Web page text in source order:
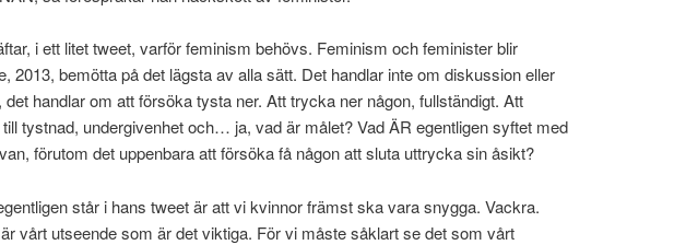
i ett litet tweet, varför feminism behövs. Feminism och feminister blir
2013, bemötta på det lägsta av alla sätt. Det handlar inte om diskussion eller
det handlar om att försöka tysta ner. Att trycka ner någon, fullständigt. Att
tystnad, undergivenhet och… ja, vad är målet? Vad ÄR egentligen syftet med
förutom det uppenbara att försöka få någon att sluta uttrycka sin åsikt?
står i hans tweet är att vi kvinnor främst ska vara snygga. Vackra.
vårt utseende som är det viktiga. För vi måste såklart se det som vårt